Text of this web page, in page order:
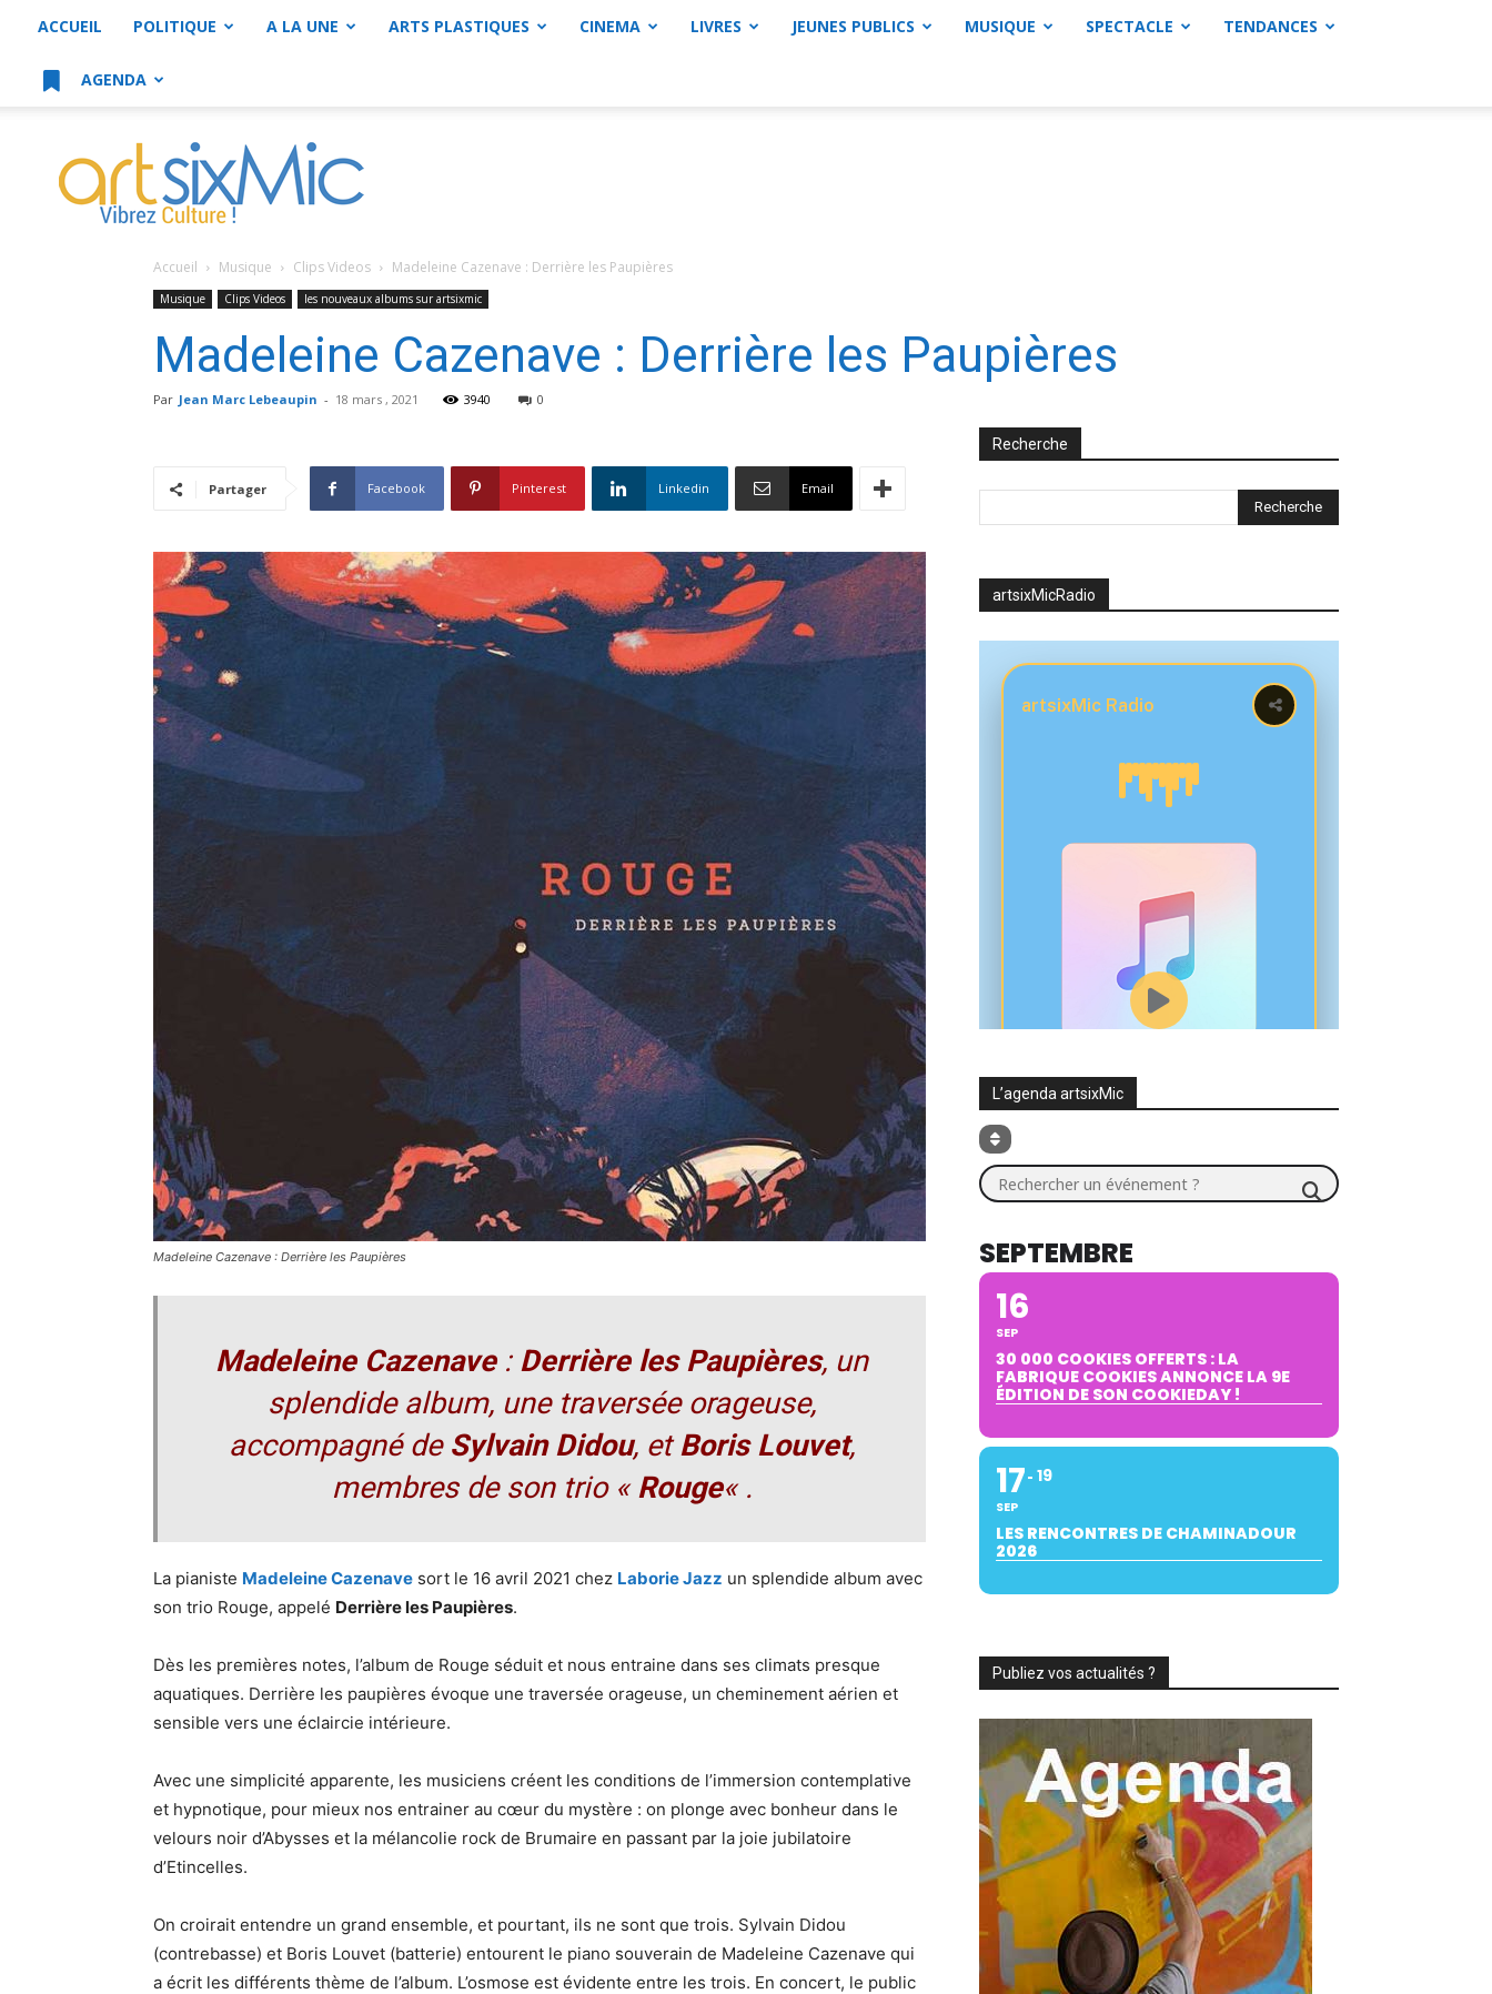
ACCUEIL POLITIQUE A LA UNE ARTS PLASTIQUES CINEMA LIVRES JEUNES PUBLICS MUSIQUE SPECTACLE TENDANCES
AGENDA
artsixMic
Accueil Musique Clips Videos Madeleine Cazenave : Derrière les Paupières
Musique Clips Videos les nouveaux albums sur artsixmic
Madeleine Cazenave : Derrière les Paupières
Par Jean Marc Lebeaupin - 18 mars , 2021 3940 0
Partager Facebook Pinterest Linkedin Email
Madeleine Cazenave : Derrière les Paupières
Madeleine Cazenave: Derrière les Paupières, un
splendide album, une traversée orageuse,
accompagné de Sylvain Didou, etBoris Louvet,
membres de son trio «Rouge« .
La pianiste Madeleine Cazenave sort le 16 avril 2021 chez Laborie Jazz un splendide album avec
son trio Rouge, appelé Derrière les Paupières.
Dès les premières notes, l’album de Rouge séduit et nous entraine dans ses climats presque
aquatiques. Derrière les paupières évoque une traversée orageuse, un cheminement aérien et
sensible vers une éclaircie intérieure.
Avec une simplicité apparente, les musiciens créent les conditions de l’immersion contemplative
et hypnotique, pour mieux nos entrainer au cœur du mystère : on plonge avec bonheur dans le
velours noir d’Abysses et la mélancolie rock de Brumaire en passant par la joie jubilatoire
d’Etincelles.
On croirait entendre un grand ensemble, et pourtant, ils ne sont que trois. Sylvain Didou
(contrebasse) et Boris Louvet (batterie) entourent le piano souverain de Madeleine Cazenave qui
a écrit les différents thème de l’album. L’osmose est évidente entre les trois. En concert, le public
Recherche
artsixMicRadio
L’agenda artsixMic
Rechercher un événement ?
SEPTEMBRE
16
SEP
30 000 COOKIES OFFERTS : LA
FABRIQUE COOKIES ANNONCE LA 9E
ÉDITION DE SON COOKIEDAY !
17
SEP
19
LES RENCONTRES DE CHAMINADOUR
2026
Publiez vos actualités ?